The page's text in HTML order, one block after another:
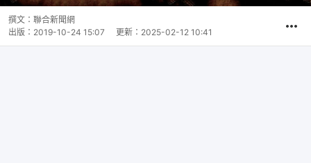
撰文： 聯合新聞網
出版： 2019-10-24 15:07 更新： 2025-02-12 10:41